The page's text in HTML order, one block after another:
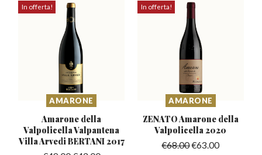
In offerta!
AMARONE
Amarone della
Valpolicella Valpantena
Villa Arvedi BERTANI 2017
In offerta!
AMARONE
ZENATO Amarone della
Valpolicella 2020
€68.00€63.00